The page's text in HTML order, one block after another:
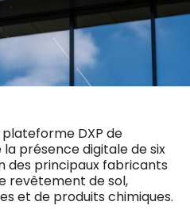
DXP de
présence digitale de six
des principaux fabricants
revêtement de sol,
et de produits chimiques.
DIGITAL :
MM e - News
MM Brunch
MM Tech
MM Best of
Research